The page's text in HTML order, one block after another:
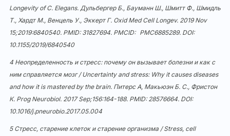
Longevity of C. Elegans. Дульбергер Б., Бауманн Ш., Шмитт Ф., Шмидль
Т., Хардт М., Венцель У., Эккерт Г. Oxid Med Cell Longev. 2019 Nov
15;2019:6840540. PMID: 31827694. PMCID: PMC6885289. DOI:
10.1155/2019/6840540
4 Неопределенность и стресс: почему он вызывает болезни и как с
ним справляется мозг / Uncertainty and stress: Why it causes diseases
and how it is mastered by the brain. Питерс А, Макьюэн Б. С., Фристон
К. Prog Neurobiol. 2017 Sep;156:164-188. PMID: 28576664. DOI:
10.1016/j.pneurobio.2017.05.004
5 Стресс, старение клеток и старение организма / Stress, cell